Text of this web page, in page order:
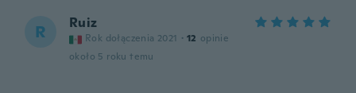
R Ruiz
Rok dołączenia 2021 · 12 opinie
około 5 roku temu